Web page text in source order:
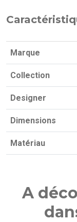
Marque
Collection
Designer
Dimensions
Matériau
A